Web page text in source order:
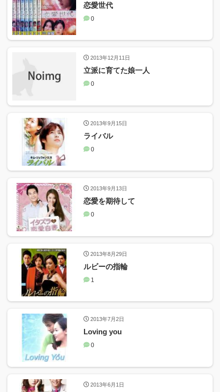
恋愛世代
0
2013年12月11日
立派に育てた娘一人
0
2013年9月15日
ライバル
0
2013年9月13日
恋愛を期待して
0
2013年8月29日
ルビーの指輪
1
2013年7月2日
Loving you
0
2013年6月1日